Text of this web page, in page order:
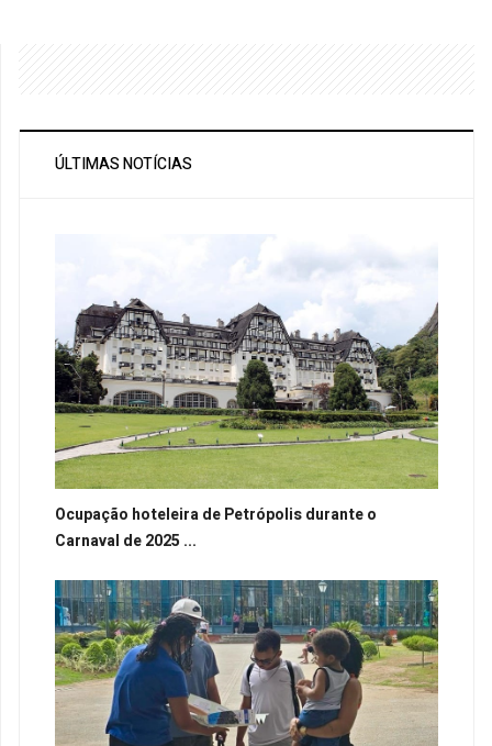
ÚLTIMAS NOTÍCIAS
Ocupação hoteleira de Petrópolis durante o
Carnaval de 2025 ...